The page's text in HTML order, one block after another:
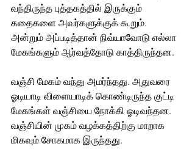
வந்திருந்த புத்தகத்தில் இருக்கும்
கதைகளை அவர்களுக்குக் கூறும்.
அன்றும் அப்படித்தான் நிவ்யாவோடு எல்லா
மேகங்களும் ஆர்வத்தோடு காத்திருந்தன.
வஞ்சி மேகம் வந்து அமர்ந்தது. அதுவரை
ஓடியாடி விளையாடிக் கொண்டிருந்த குட்டி
மேகங்கள் வஞ்சியை நோக்கி ஓடிவந்தன.
வஞ்சியின் முகம் வழக்கத்திற்கு மாறாக
மிகவும் சோகமாக இருந்தது.